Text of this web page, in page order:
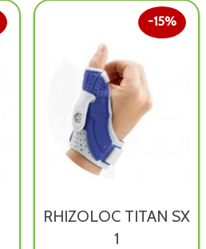
RHIZOLOC TITAN SX
1
15%